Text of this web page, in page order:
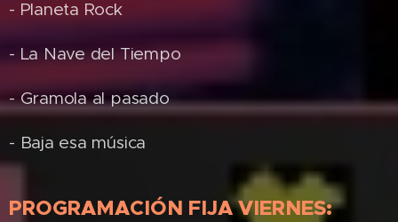
- Planeta Rock
- La Nave del Tiempo
- Gramola al pasado
- Baja esa música
PROGRAMACIÓN FIJA VIERNES: